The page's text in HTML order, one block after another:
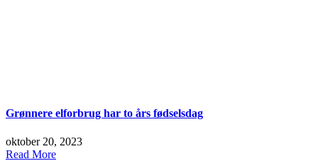
Grønnere elforbrug har to års fødselsdag
oktober 20, 2023
Read More